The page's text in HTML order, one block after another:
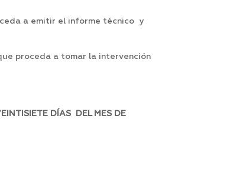
a emitir el informe técnico y
proceda a tomar la intervención
DÍAS DEL MES DE